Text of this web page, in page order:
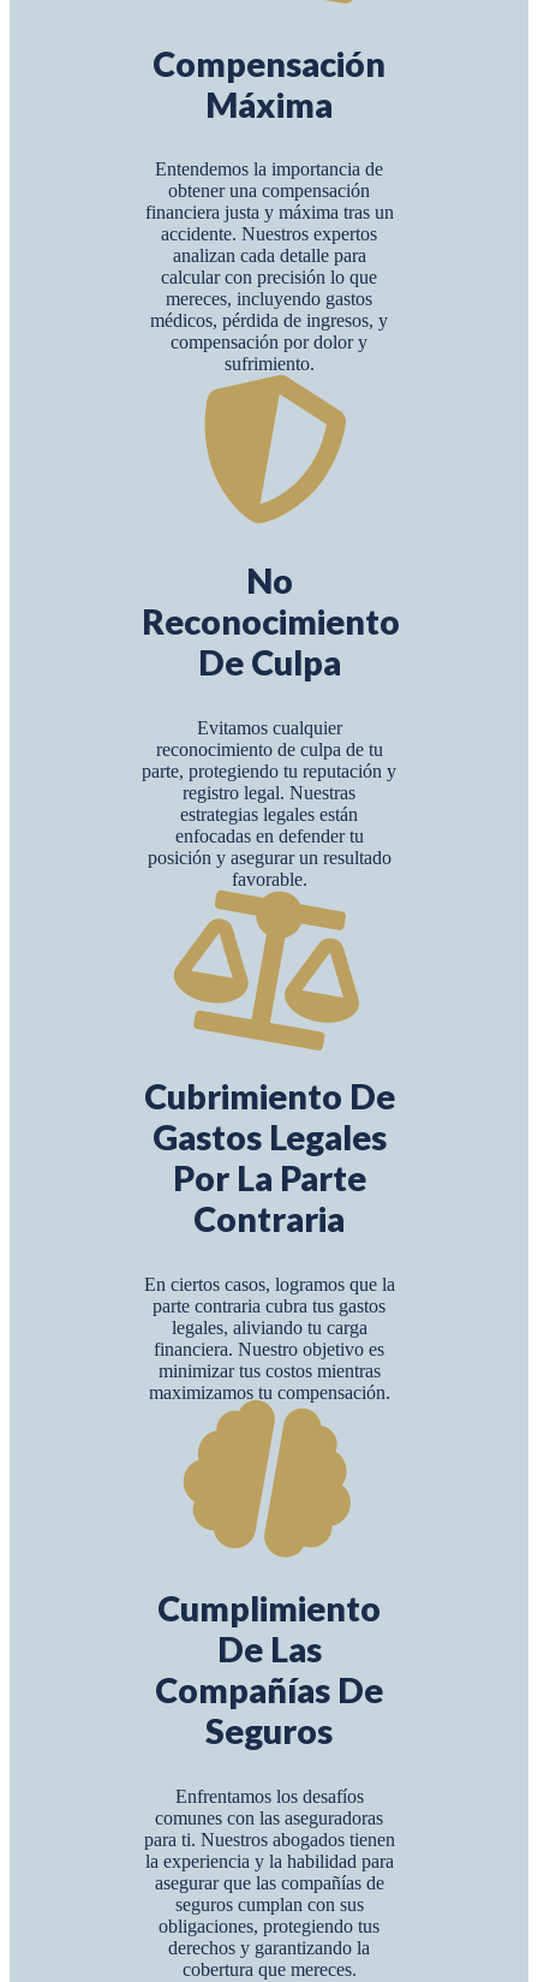
Compensación
Máxima
Entendemos la importancia de
obtener una compensación
financiera justa y máxima tras un
accidente. Nuestros expertos
analizan cada detalle para
calcular con precisión lo que
mereces, incluyendo gastos
médicos, pérdida de ingresos, y
compensación por dolor y
sufrimiento.
No
Reconocimiento
De Culpa
Evitamos cualquier
reconocimiento de culpa de tu
parte, protegiendo tu reputación y
registro legal. Nuestras
estrategias legales están
enfocadas en defender tu
posición y asegurar un resultado
favorable.
Cubrimiento De
Gastos Legales
Por La Parte
Contraria
En ciertos casos, logramos que la
parte contraria cubra tus gastos
legales, aliviando tu carga
financiera. Nuestro objetivo es
minimizar tus costos mientras
maximizamos tu compensación.
Cumplimiento
De Las
Compañías De
Seguros
Enfrentamos los desafíos
comunes con las aseguradoras
para ti. Nuestros abogados tienen
la experiencia y la habilidad para
asegurar que las compañías de
seguros cumplan con sus
obligaciones, protegiendo tus
derechos y garantizando la
cobertura que mereces.